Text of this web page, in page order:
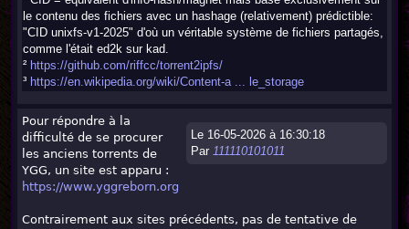
le contenu des fichiers avec un hashage (relativement) prédictible:
"CID unixfs-v1-2025" d'où un véritable système de fichiers partagés,
comme l'était ed2k sur kad.
² https://github.com/riffcc/torrent2ipfs/
³ https://en.wikipedia.org/wiki/Content-a ... le_storage
Le 16-05-2026 à 16:30:18
Par 111110101011
Pour répondre à la
difficulté de se procurer
les anciens torrents de
YGG, un site est apparu :
https://www.yggreborn.org
Contrairement aux sites précédents, pas de tentative de